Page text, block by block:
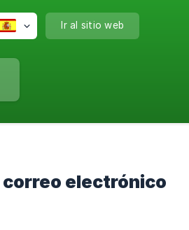
Ir al sitio web
correo electrónico